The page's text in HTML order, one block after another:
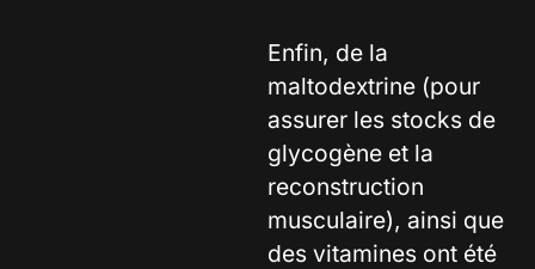
Enfin, de la
maltodextrine (pour
assurer les stocks de
glycogène et la
reconstruction
musculaire), ainsi que
des vitamines ont été